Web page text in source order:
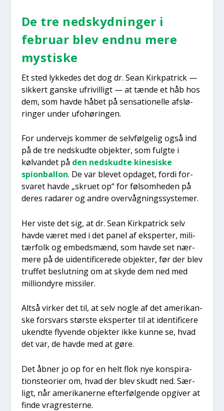
De tre ned­skyd­nin­ger i
febru­ar blev end­nu mere
mysti­ske
Et sted lyk­ke­des det dog dr. Sean Kirk­pa­tri­ck —
sik­kert gan­ske ufri­vil­ligt — at tæn­de et håb hos
dem, som hav­de håbet på sen­sa­tio­nel­le afslø­
rin­ger under ufo­hø­rin­gen.
For under­vejs kom­mer de selv­føl­ge­lig også ind
på de tre nedskud­te objek­ter, som fulg­te i
kølvan­det på den nedskud­te kine­si­ske
spionbal­lon. De var ble­vet opda­get, for­di for­
sva­ret hav­de „skru­et op“ for følsom­he­den på
deres rada­rer og andre over­våg­nings­sy­ste­mer.
Her viste det sig, at dr. Sean Kirk­pa­tri­ck selv
hav­de været med i det panel af eks­per­ter, mili­
tær­folk og embeds­mænd, som hav­de set nær­
me­re på de uiden­ti­fi­ce­re­de objek­ter, før der blev
truf­fet beslut­ning om at sky­de dem ned med
mil­li­ondy­re mis­si­ler.
Alt­så vir­ker det til, at selv nog­le af det ame­ri­kan­
ske for­svars stør­ste eks­per­ter til at iden­ti­fi­ce­re
ukend­te fly­ven­de objek­ter ikke kun­ne se, hvad
det var, de hav­de med at gøre.
Det åbner jo op for en helt flok nye kon­spira­
tions­te­o­ri­er om, hvad der blev skudt ned. Sær­
ligt, når ame­ri­ka­ner­ne efter­føl­gen­de opgi­ver at
fin­de vra­gre­ster­ne.